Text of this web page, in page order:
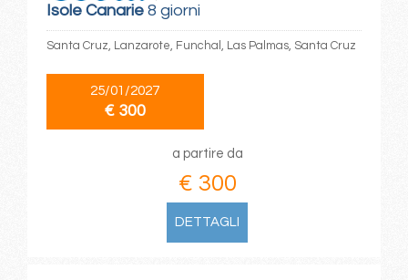
Isole Canarie8 giorni
Santa Cruz, Lanzarote, Funchal, Las Palmas, Santa Cruz
25/01/2027
€ 300
a partire da
€ 300
DETTAGLI